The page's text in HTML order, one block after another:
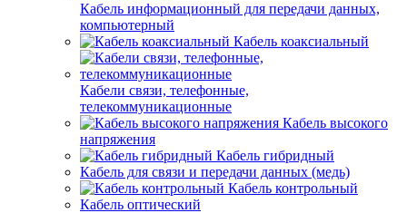
Кабель информационный для передачи данных,
компьютерный
Кабель коаксиальный
Кабели связи, телефонные,
телекоммуникационные
Кабель высокого
напряжения
Кабель гибридный
Кабель для связи и передачи данных (медь)
Кабель контрольный
Кабель оптический